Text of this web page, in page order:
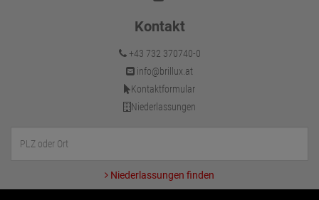
Kontakt
+43 732 370740-0
info@brillux.at
Kontaktformular
Niederlassungen
Niederlassungen finden